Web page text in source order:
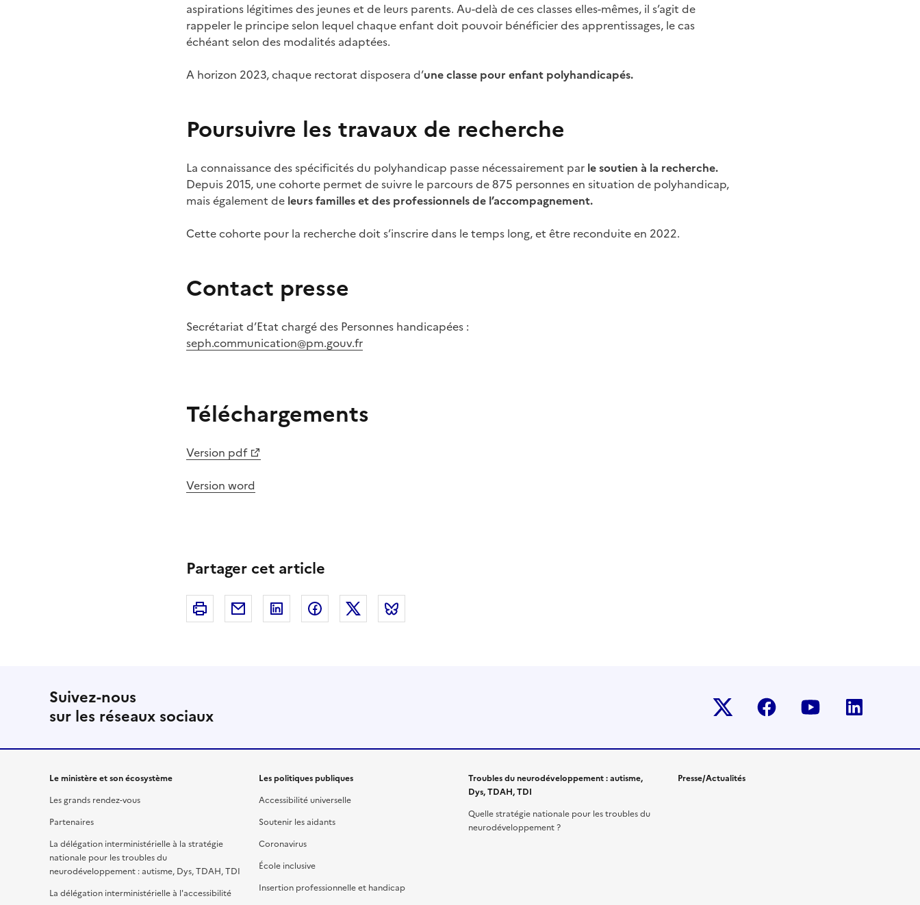
aspirations légitimes des jeunes et de leurs parents. Au-delà de ces classes elles-mêmes, il s’agit de
rappeler le principe selon lequel chaque enfant doit pouvoir bénéficier des apprentissages, le cas
échéant selon des modalités adaptées.
A horizon 2023, chaque rectorat disposera d’une classe pour enfant polyhandicapés.
Poursuivre les travaux de recherche
La connaissance des spécificités du polyhandicap passe nécessairement par le soutien à la recherche.
Depuis 2015, une cohorte permet de suivre le parcours de 875 personnes en situation de polyhandicap,
mais également de leurs familles et des professionnels de l’accompagnement.
Cette cohorte pour la recherche doit s’inscrire dans le temps long, et être reconduite en 2022.
Contact presse
Secrétariat d’Etat chargé des Personnes handicapées :
seph.communication@pm.gouv.fr
Téléchargements
Version pdf
Version word
Partager cet article
Imprimer Courriel Linkedin FacebookTwitter
Suivez-nous
sur les réseaux sociaux
Twitter-x facebook youtube
Le ministère et son écosystème
Les grands rendez-vous
Partenaires
La délégation interministérielle à la stratégie
nationale pour les troubles du
neurodéveloppement : autisme, Dys, TDAH, TDI
La délégation interministérielle à l'accessibilité
Les politiques publiques
Accessibilité universelle
Soutenir les aidants
Coronavirus
École inclusive
Insertion professionnelle et handicap
Troubles du neurodéveloppement : autisme,
Dys, TDAH, TDI
Quelle stratégie nationale pour les troubles du
neurodéveloppement ?
Presse/Actualités